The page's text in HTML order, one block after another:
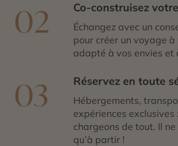
02 Co-construisez
Échangez avec un
pour créer un voyage
adapté à vos envies et
03 Réservez en toute
Hébergements,
expériences exclusives
chargeons de tout. Il
qu’à partir !